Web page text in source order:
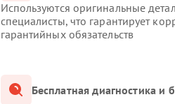
Используются оригинальные
специалисты, что гарантирует
гарантийных обязательств
Бесплатная диагностика и